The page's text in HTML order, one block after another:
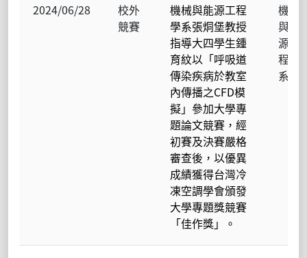
2024/06/28
校外
競賽
機械與能源工程
學系張烔堡教授
指導大四學生鍾
育紋以「呼吸道
傳染疾病於教室
內傳播之CFD模
擬」參加大學專
題論文競賽，經
初賽及決賽嚴格
審查後，以優異
成績獲得台灣冷
凍空調學會頒發
大學專題獎競賽
「佳作獎」。
機械
與能
源工
程學
系